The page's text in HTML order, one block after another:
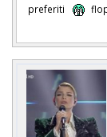
preferiti